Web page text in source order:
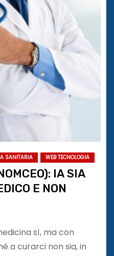
SANITARIA WEB TECNOLOGIA
IA SIA
E NON
sì, ma con
a curarci non sia, in